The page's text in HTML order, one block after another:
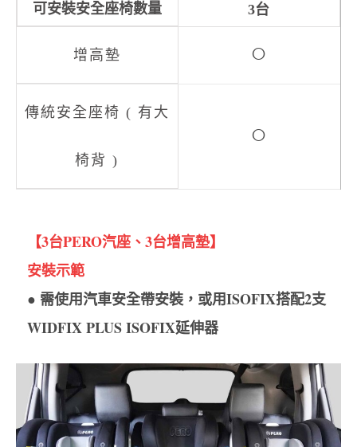
3台
○
○
【3台PERO汽座、3台增高墊】
安裝示範
● 需使用汽車安全帶安裝，或用ISOFIX搭配2支
WIDFIX PLUS ISOFIX延伸器